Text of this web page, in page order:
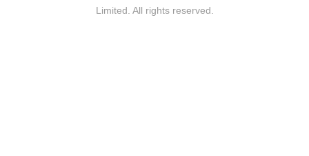
Limited. All rights reserved.